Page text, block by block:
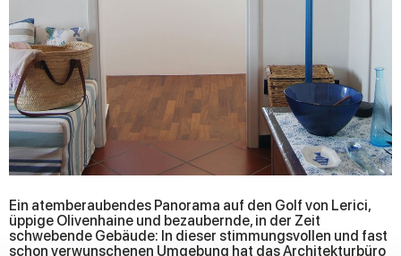
Ein atemberaubendes Panorama auf den Golf von Lerici,
üppige Olivenhaine und bezaubernde, in der Zeit
schwebende Gebäude: In dieser stimmungsvollen und fast
schon verwunschenen Umgebung hat das Architekturbüro